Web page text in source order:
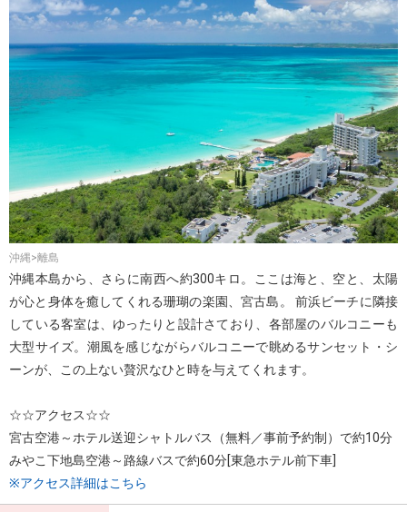
沖縄>離島
沖縄本島から、さらに南西へ約300キロ。ここは海と、空と、太陽
が心と身体を癒してくれる珊瑚の楽園、宮古島。 前浜ビーチに隣接
している客室は、ゆったりと設計さており、各部屋のバルコニーも
大型サイズ。潮風を感じながらバルコニーで眺めるサンセット・シ
ーンが、この上ない贅沢なひと時を与えてくれます。
☆☆アクセス☆☆
宮古空港～ホテル送迎シャトルバス（無料／事前予約制）で約10分
みやこ下地島空港～路線バスで約60分[東急ホテル前下車]
※アクセス詳細はこちら